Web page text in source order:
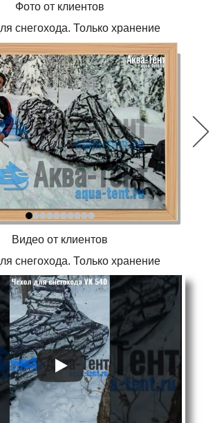
Фото от клиентов
снегохода. Только хранение
Видео от клиентов
снегохода. Только хранение